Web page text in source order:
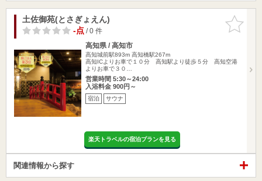
お気に入
りに追加
土佐御苑(とさぎょえん)
-点/ 0 件
高知県 / 高知市
高知城前駅893m 高知橋駅267m
高知ICよりお車で１０分 高知駅より徒歩５分 高知空港
よりお車で３０…
営業時間 5:30～24:00
入浴料金 900円～
宿泊 サウナ
楽天トラベルの宿泊プランを見る
関連情報から探す